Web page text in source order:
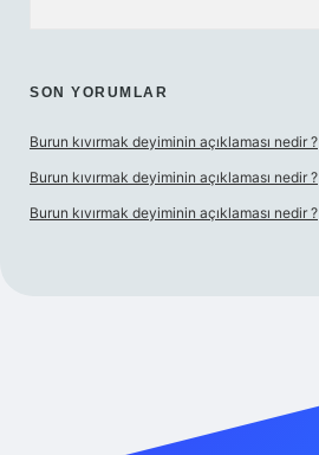
SON YORUMLAR
Burun kıvırmak deyiminin açıklaması nedir ?
Burun kıvırmak deyiminin açıklaması nedir ?
Burun kıvırmak deyiminin açıklaması nedir ?